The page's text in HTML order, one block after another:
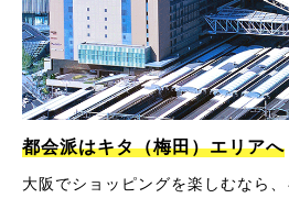
都会派はキタ（梅田）エリアへ
大阪でショッピングを楽しむなら、